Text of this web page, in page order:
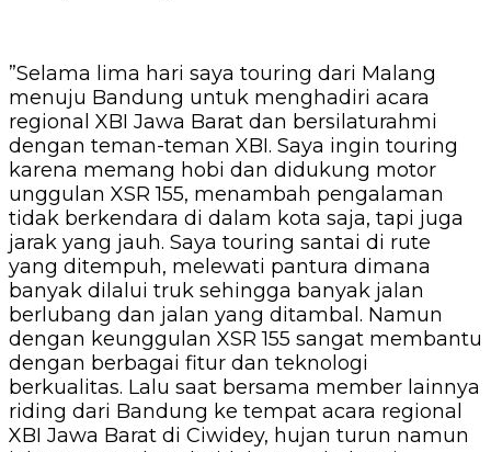
”Selama lima hari saya touring dari Malang
menuju Bandung untuk menghadiri acara
regional XBI Jawa Barat dan bersilaturahmi
dengan teman-teman XBI. Saya ingin touring
karena memang hobi dan didukung motor
unggulan XSR 155, menambah pengalaman
tidak berkendara di dalam kota saja, tapi juga
jarak yang jauh. Saya touring santai di rute
yang ditempuh, melewati pantura dimana
banyak dilalui truk sehingga banyak jalan
berlubang dan jalan yang ditambal. Namun
dengan keunggulan XSR 155 sangat membantu
dengan berbagai fitur dan teknologi
berkualitas. Lalu saat bersama member lainnya
riding dari Bandung ke tempat acara regional
XBI Jawa Barat di Ciwidey, hujan turun namun